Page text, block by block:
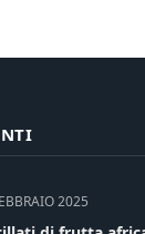
2025